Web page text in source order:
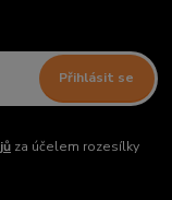
Přihlásit se
za účelem rozesílky